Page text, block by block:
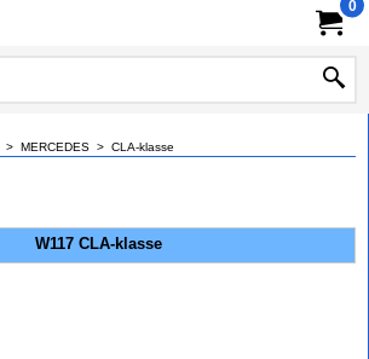
0
> MERCEDES > CLA-klasse
W117 CLA-klasse